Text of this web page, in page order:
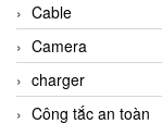
Cable
Camera
charger
Công tắc an toàn